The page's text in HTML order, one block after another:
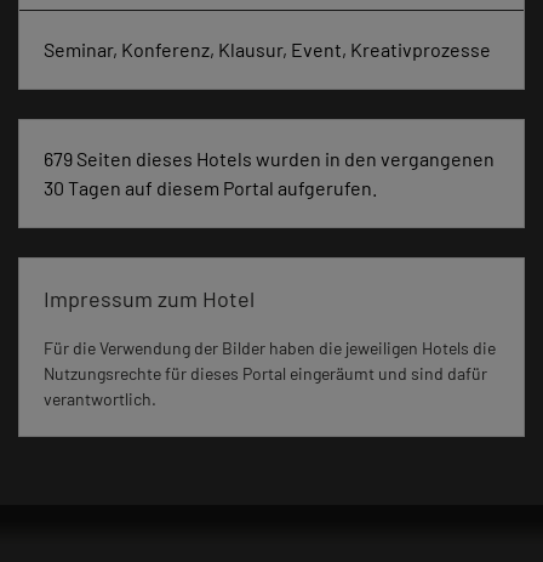
Seminar, Konferenz, Klausur, Event, Kreativprozesse
679 Seiten dieses Hotels wurden in den vergangenen
30 Tagen auf diesem Portal aufgerufen.
Impressum zum Hotel
Für die Verwendung der Bilder haben die jeweiligen Hotels die
Nutzungsrechte für dieses Portal eingeräumt und sind dafür
verantwortlich.